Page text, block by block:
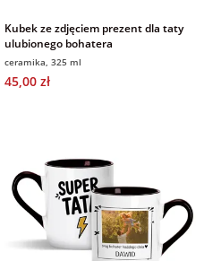
Kubek ze zdjęciem prezent dla taty
ulubionego bohatera
ceramika, 325 ml
45,00 zł